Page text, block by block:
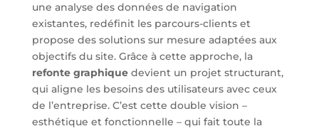
une analyse des données de navigation
existantes, redéfinit les parcours-clients et
propose des solutions sur mesure adaptées aux
objectifs du site. Grâce à cette approche, la
refonte graphiquedevient un projet structurant,
qui aligne les besoins des utilisateurs avec ceux
de l’entreprise. C’est cette double vision –
esthétique et fonctionnelle – qui fait toute la